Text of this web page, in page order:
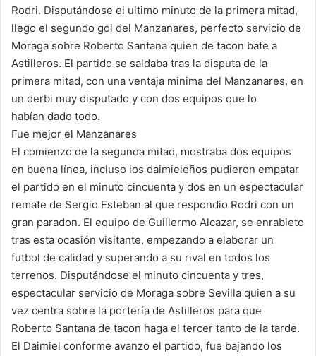
Rodri. Disputándose el ultimo minuto de la primera mitad,
llego el segundo gol del Manzanares, perfecto servicio de
Moraga sobre Roberto Santana quien de tacon bate a
Astilleros. El partido se saldaba tras la disputa de la
primera mitad, con una ventaja minima del Manzanares, en
un derbi muy disputado y con dos equipos que lo
habían dado todo.
Fue mejor el Manzanares
El comienzo de la segunda mitad, mostraba dos equipos
en buena línea, incluso los daimieleños pudieron empatar
el partido en el minuto cincuenta y dos en un espectacular
remate de Sergio Esteban al que respondio Rodri con un
gran paradon. El equipo de Guillermo Alcazar, se enrabieto
tras esta ocasión visitante, empezando a elaborar un
futbol de calidad y superando a su rival en todos los
terrenos. Disputándose el minuto cincuenta y tres,
espectacular servicio de Moraga sobre Sevilla quien a su
vez centra sobre la portería de Astilleros para que
Roberto Santana de tacon haga el tercer tanto de la tarde.
El Daimiel conforme avanzo el partido, fue bajando los